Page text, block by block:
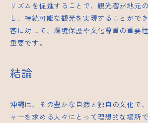
リズムを促進することで、観光客が地元
し、持続可能な観光を実現することがで
客に対して、環境保護や文化尊重の重要
重要です。
結論
沖縄は、その豊かな自然と独自の文化で
ャーを求める人々にとって理想的な場所